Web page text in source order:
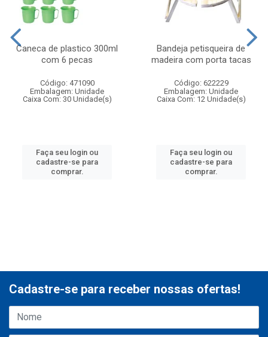
Caneca de plastico 300ml
com 6 pecas
Código: 471090
Embalagem: Unidade
Caixa Com: 30 Unidade(s)
Faça seu login ou
cadastre-se para
comprar.
Bandeja petisqueira de
madeira com porta tacas
Código: 622229
Embalagem: Unidade
Caixa Com: 12 Unidade(s)
Faça seu login ou
cadastre-se para
comprar.
Cadastre-se para receber nossas ofertas!